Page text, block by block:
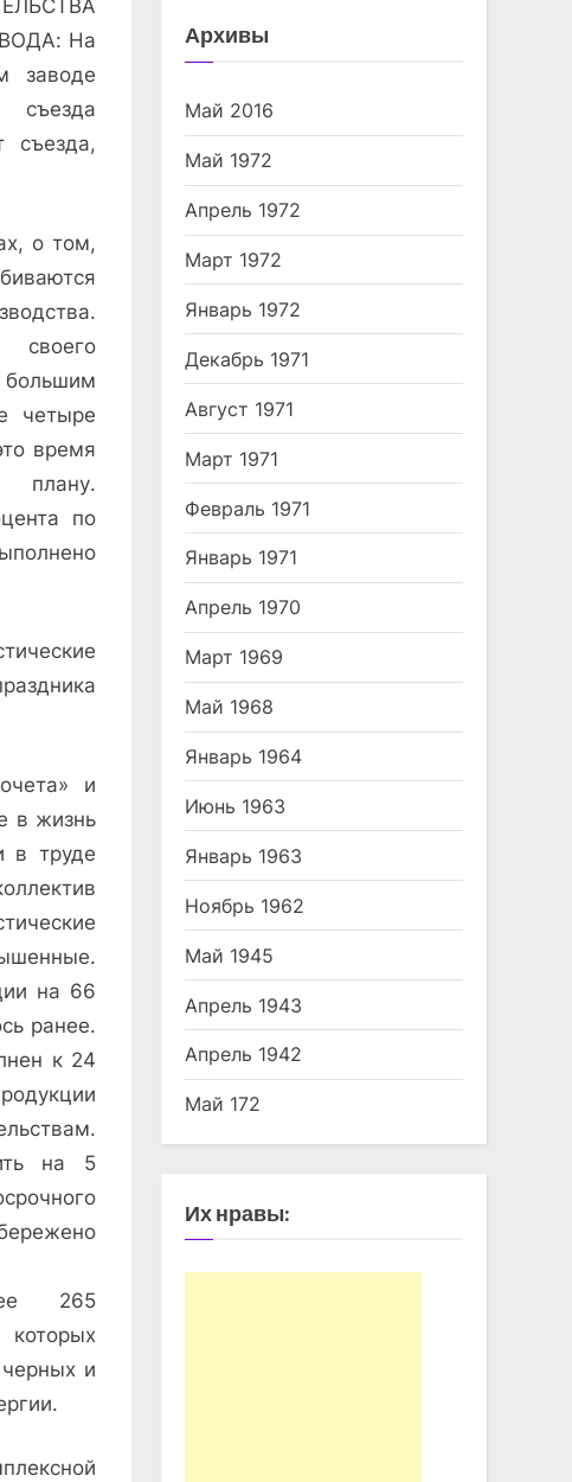
На
заводе
съезда
съезда,
о том,
своего
большим
четыре
время
плану.
по
и
в жизнь
в труде
на 66
ранее.
к 24
на 5
265
и
Архивы
Май 2016
Май 1972
Апрель 1972
Март 1972
Январь 1972
Декабрь 1971
Август 1971
Март 1971
Февраль 1971
Январь 1971
Апрель 1970
Март 1969
Май 1968
Январь 1964
Июнь 1963
Январь 1963
Ноябрь 1962
Май 1945
Апрель 1943
Апрель 1942
Май 172
Их нравы: